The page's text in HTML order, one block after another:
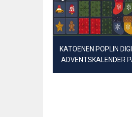
KATOENEN POPLIN
ADVENTSKALENDER